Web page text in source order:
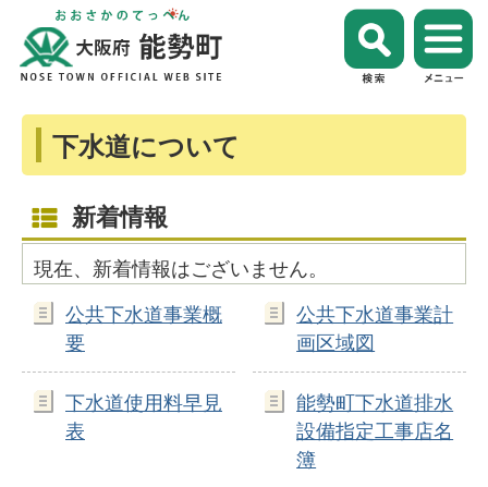
下水道について
新着情報
現在、新着情報はございません。
公共下水道事業概
要
公共下水道事業計
画区域図
下水道使用料早見
表
能勢町下水道排水
設備指定工事店名
簿